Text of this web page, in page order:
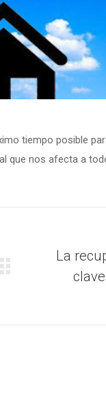
tiempo posible
que nos afecta a
Publicación
La